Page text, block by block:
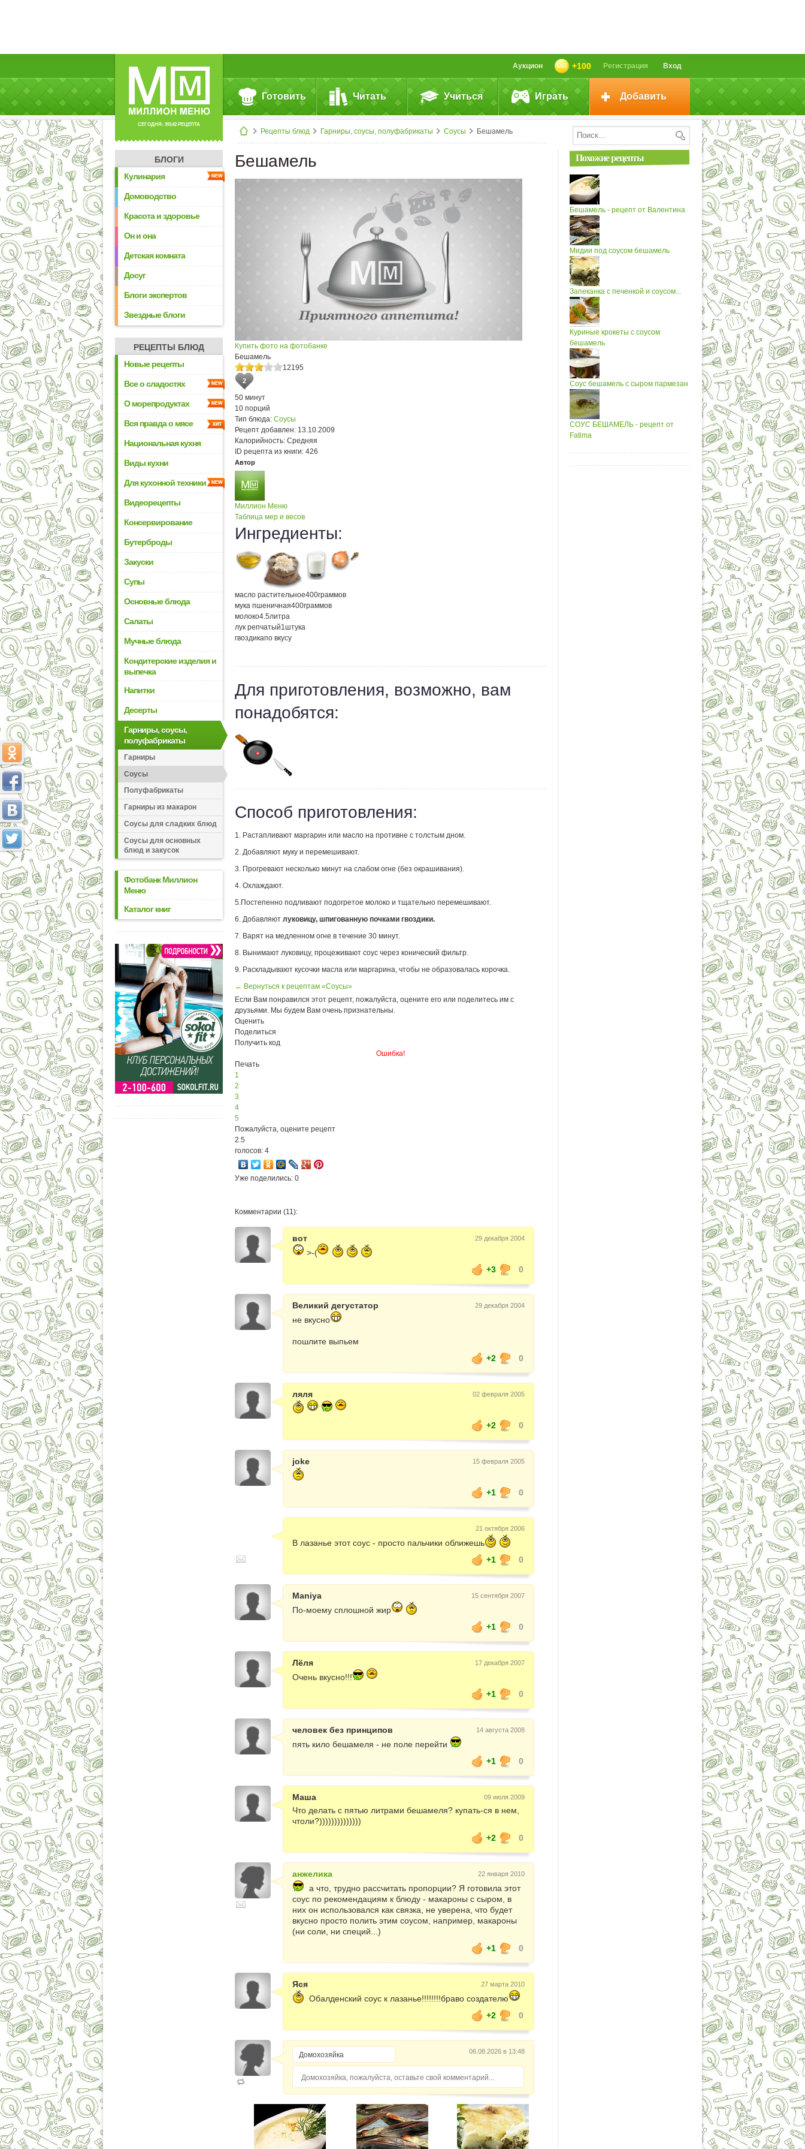
СЕГОДНЯ: 39142 РЕЦЕПТА
Вход
Регистрация
+100
Аукцион
Готовить Читать Учиться Играть Добавить
Рецепты блюд Гарниры, соусы, полуфабрикаты Соусы Бешамель
БЛОГИ
Кулинария
Домоводство
Красота и здоровье
Он и она
Детская комната
Досуг
Блоги экспертов
Звездные блоги
РЕЦЕПТЫ БЛЮД
Новые рецепты
Все о сладостях
О морепродуктах
Вся правда о мясе
Национальная кухня
Виды кухни
Для кухонной техники
Видеорецепты
Консервирование
Бутерброды
Закуски
Супы
Основные блюда
Салаты
Мучные блюда
Кондитерские изделия и
выпечка
Напитки
Десерты
Гарниры, соусы,
полуфабрикаты
Гарниры
Соусы
Полуфабрикаты
Гарниры из макарон
Соусы для сладких блюд
Соусы для основных
блюд и закусок
Фотобанк Миллион
Меню
Каталог книг
Бешамель
Купить фото на фотобанке
Бешамель
12195
2
50 минут
10 порций
Тип блюда: Соусы
Рецепт добавлен: 13.10.2009
Калорийность: Средняя
ID рецепта из книги: 426
Автор
Миллион Меню
Таблица мер и весов
Ингредиенты:
масло растительное400граммов
мука пшеничная400граммов
молоко4.5литра
лук репчатый1штука
гвоздикапо вкусу
Для приготовления, возможно, вам
понадобятся:
Способ приготовления:
1. Растапливают маргарин или масло на противне с толстым дном.
2. Добавляют муку и перемешивают.
3. Прогревают несколько минут на слабом огне (без окрашивания).
4. Охлаждают.
5.Постепенно подливают подогретое молоко и тщательно перемешивают.
6. Добавляют луковицу, шпигованную почками гвоздики.
7. Варят на медленном огне в течение 30 минут.
8. Вынимают луковицу, процеживают соус через конический фильтр.
9. Раскладывают кусочки масла или маргарина, чтобы не образовалась корочка.
← Вернуться к рецептам «Соусы»
Если Вам понравился этот рецепт, пожалуйста, оцените его или поделитесь им с
друзьями. Мы будем Вам очень признательны.
Оценить
Поделиться
Получить код
Ошибка!
Печать
1
2
3
4
5
Пожалуйста, оцените рецепт
2.5
голосов: 4
Уже поделились: 0
Комментарии (11):
вот 29 декабря 2004
>-(
+3
0
Великий дегустатор 29 декабря 2004
не вкусно
пошлите выпьем
+2
0
ляля 02 февраля 2005
+2 0
joke 15 февраля 2005
+1 0
21 октября 2006
В лазанье этот соус - просто пальчики оближешь
+1
0
Maniya 15 сентября 2007
По-моему сплошной жир
+1
0
Лёля 17 декабря 2007
Очень вкусно!!!
+1
0
человек без принципов 14 августа 2008
пять кило бешамеля - не поле перейти
+1
0
Маша 09 июля 2009
Что делать с пятью литрами бешамеля? купать-ся в нем,
чтоли?))))))))))))))
+2
0
анжелика 22 января 2010
а что, трудно рассчитать пропорции? Я готовила этот
соус по рекомендациям к блюду - макароны с сыром, в
них он использовался как связка, не уверена, что будет
вкусно просто полить этим соусом, например, макароны
(ни соли, ни специй...)
+1
0
Яся 27 марта 2010
Обалденский соус к лазанье!!!!!!!!браво создателю
+2
0
06.08.2026 в 13:48
Домохозяйка, пожалуйста, оставьте свой комментарий...
Похожие рецепты
Бешамель - рецепт от Валентина
Мидии под соусом бешамель
Запеканка с печенкой и соусом...
Куриные крокеты с соусом
бешамель
Соус бешамель с сыром пармезан
СОУС БЕШАМЕЛЬ - рецепт от
Fatima